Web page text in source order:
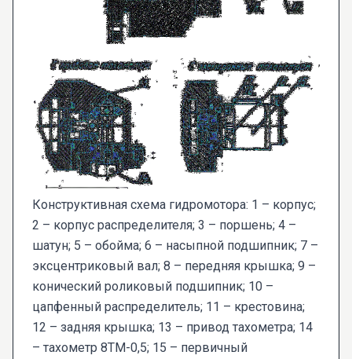
Конструктивная схема гидромотора: 1 – корпус;
2 – корпус распределителя; 3 – поршень; 4 –
шатун; 5 – обойма; 6 – насыпной подшипник; 7 –
эксцентриковый вал; 8 – передняя крышка; 9 –
конический роликовый подшипник; 10 –
цапфенный распределитель; 11 – крестовина;
12 – задняя крышка; 13 – привод тахометра; 14
– тахометр 8ТМ-0,5; 15 – первичный